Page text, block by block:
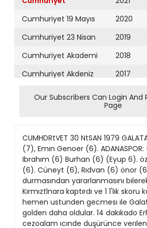
Cumhuriyet 19 Mayıs
Cumhuriyet 23 Nisan
Cumhuriyet Akademi
Cumhuriyet Akdeniz
Cumhuriyet Alışveriş
Cumhuriyet Ankara
Cumhuriyet Büyük
Taaruz
Cumhuriyet
Cumartesi
Cumhuriyet Çevre
2020
2019
2018
2017
2016
2015
2013
2012
2011
2010
2009
Our Subscribers Can Login And
Page
CUMHDRtVET 30 NtSAN 1979 GALATASARAY ADANASPOR'U ADANA'DA YENDİ: 21 STAD: Şertir (Adano). HAKEMLER: Sadık Deda (7). Bakl özcan (7), Emın Genoer (6). ADANASPOR: (6) Erhon (7) Şevket (6), Tlmuçın (6), Necıp (6), Mustafa (7) Selahattın (6) (Ahmet 6). Ganı (6), Ibrahım (6) Burhan (6) (Eyup 6). özer (6). Murat (7). GALATASARAY (6). Eser (6) Müfıt (6), Güngör f6). Fatıh (7), Erdogan (6) Gurcan (6). Cüneyt (6), Rıdvan (6) önor (6), Gokmsn (5). B. Mehmet (6). FUTBOL KALITESi: (6). Galatasaray, Iklncl yarıda Adonaspor'un durmasından yararlanmasını bılerek ıkı puan oldı. Adanaspor, ılk yarıda cıkardığı oyunu. ıkınci yarıda gosteremeyınce, ustunluğu Sarı Kırmıztlnara kaptırdı ve 1 1'lık skoru koruvamadı. Karşılıklı otaklarla başlayan macto IIK tehlıkeyı Ozer'ın attığt kafada. topun ust dıre^ın hemen ustunden gecmesı ıle Galatasaray atladı. İkı dakıka sonra da Eser ın elınden kacırdığt topa yetışerreyen Adanasporlular bır golden daha oldular. 14 dakıkado Erhan. Erdogon'ın 25 metreden attığı topu ucarak kurtardı. dO dakıkada Gungor ve Fatıh, Murat'ı cezoalam ıcınde duşürünce verılen penaltıyı Özer gole cevırerek Adanaspor'u yengıye yukselttı Golden sonra Galatasaray atakları sıklaştı ve 36 dakıkada gene penoltıdan beraber.ige ulaştı B Mehmet ın ceza otışında topun Şevket'ın elıne carpması ıle verılen penaltıyr Fatıh gole cevırdı 1 1 Oevrenm ılerleyen dakıkalannda skor degışmedı Adanaspor, ıkıncı yarıyo Burhon ın yerıne Eyüp'u alarak başlodı. Bu yarıda Scrı • Kırmızılılar atak bır oyun sergı edıier Ûnce orta sanada ustunluk kuraular, ılerleyen dakıkaiarda da sık sık Adaraspor kalesı onunde gorundu er Bu dalgo dalgo gelen atakların 74 dakıkasmda da yengıye yukseıdıler Onerın getırıp ortoıadıgı topu lyı ızieyen Gokmen kafa ıle golu attı Gol Galatasaray ı daha da hızıandırdı Ancak, kale önune gelmekte gecıken Sarı Kırmızılııor Ada nospor'un durgun oyunundan yararlanamadı ve başKa gol atamadı Boylece a.andan 21 yengı ıle ayrıldı TAKIMLAR Trabzonspor Fenerbahce Gaıatasaray Ordu Beşıktaş EsKişehırspor Zonguldakspor Dıyarbakırspor Altav Goztepe Boluspor Adanaspor Ad D Spor Bursa Samsun Kırıkkolo TRABZON, GÖZTEPE 2 PUANI GOLSÜZ PAYLAŞTI STAD Ataturfc HAKEMLER Cumhur Demlr '6'), Yusuf Norooglu (5). M e i n e t Gokmen (5) GOZTEPE (5) Ercan (5) Zekı (5). Kenan <6) Israıı '5>. Sadettın (6) Kâzım (5> Mehmet (61. Alı »5) Doğan (6), Scduılah <5J Irfan (5) FRABZONSPOR (6> Şenol (6) Turgay (6). Mehrret <6> Necatı ( 6 \ Mustafa (5) Gungo <5) Tuncay (5),